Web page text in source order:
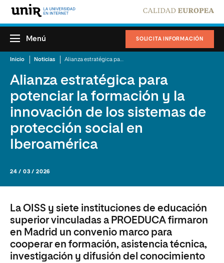
SOLICITA INFORMACIÓN
Menú
Inicio Noticias
Alianza estratégica para
potenciar la formación y la
innovación de los sistemas de
protección social en
Iberoamérica
24 / 03 / 2026
La OISS y siete instituciones de educación
superior vinculadas a PROEDUCA firmaron
en Madrid un convenio marco para
cooperar en formación, asistencia técnica,
investigación y difusión del conocimiento